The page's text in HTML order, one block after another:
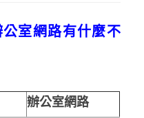
室網路有什麼不
辦公室網路